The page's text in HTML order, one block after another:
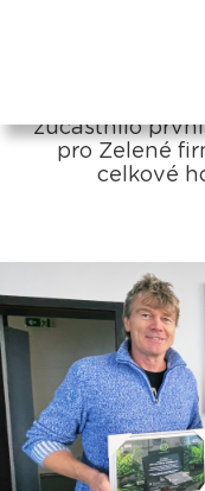
zúčastnilo
pro Zelené
celkové